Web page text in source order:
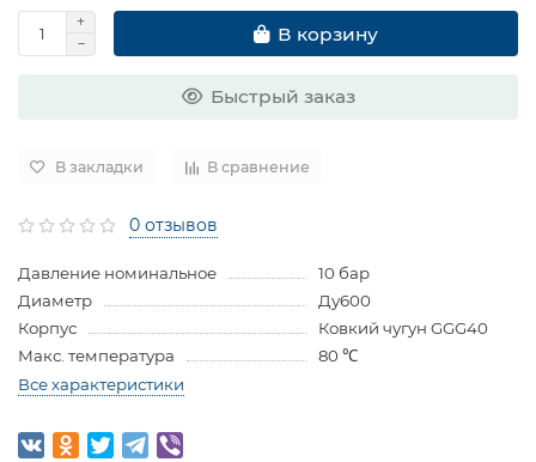
В корзину
Быстрый заказ
В закладки В сравнение
0 отзывов
Давление номинальное
10 бар
Диаметр
Ду600
Корпус
Ковкий чугун GGG40
Макс. температура
80 ℃
Все характеристики